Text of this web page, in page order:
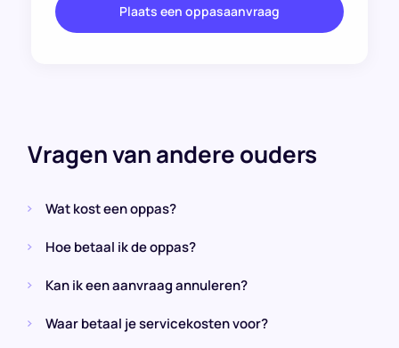
Plaats een oppasaanvraag
Vragen van andere ouders
Wat kost een oppas?
Hoe betaal ik de oppas?
Kan ik een aanvraag annuleren?
Waar betaal je servicekosten voor?